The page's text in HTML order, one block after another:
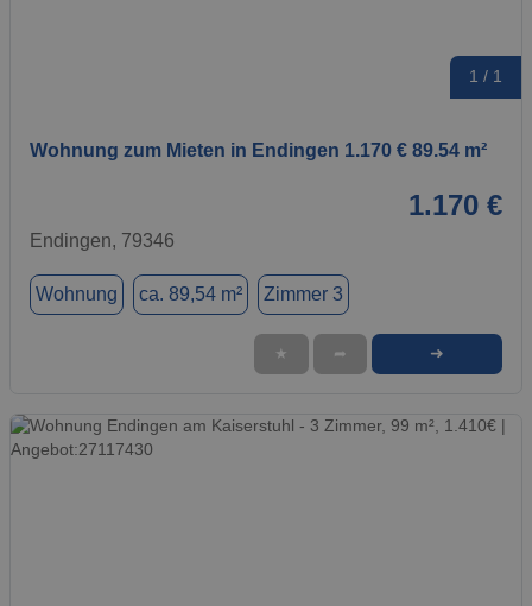
1 / 1
Wohnung zum Mieten in Endingen 1.170 € 89.54 m²
1.170 €
Endingen, 79346
Wohnung ca. 89,54 m² Zimmer 3
★ ➦ ➜